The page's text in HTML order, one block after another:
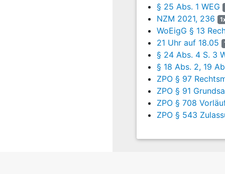
9
Unter TOP 2
10
Der Kläger war
seiner
11
Weiter hat er die
dieser Einladung
ausgewirkt habe.
zugänglich gewesen
§ 25 Abs. 1 WEG
NZM 2021, 236
WoEigG § 13
21 Uhr auf 18.05
§ 24 Abs. 4 S. 3
§ 18 Abs. 2, 19
ZPO § 97
ZPO § 91
ZPO § 708
ZPO § 543